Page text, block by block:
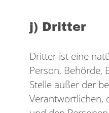
j) Dritter
Dritter ist eine
Person, Behörde,
Stelle außer der
Verantwortlichen,